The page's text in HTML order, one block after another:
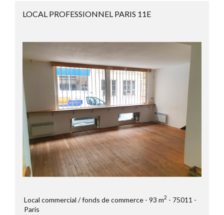
LOCAL PROFESSIONNEL PARIS 11E
Local commercial / fonds de commerce 93 m2
75011
Paris